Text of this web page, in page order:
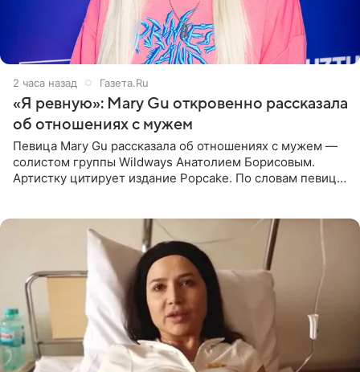
2 часа назад Газета.Ru
«Я ревную»: Mary Gu откровенно рассказала
об отношениях с мужем
Певица Mary Gu рассказала об отношениях с мужем —
солистом группы Wildways Анатолием Борисовым.
Артистку цитирует издание Popcake. По словам певицы,